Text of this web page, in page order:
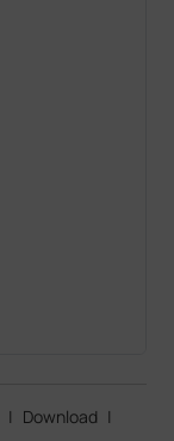
| Download |